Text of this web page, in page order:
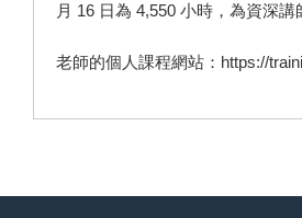
月 16 日為 4,550 小時，為資深講
老師的個人課程網站： https://